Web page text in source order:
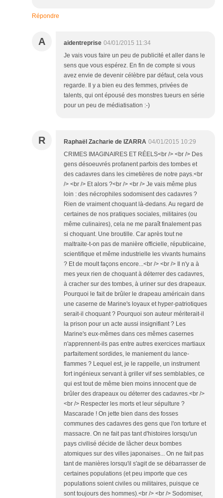
Répondre
A aidentreprise 04/01/2015 11:34
Je vais vous faire un peu de publicité et aller dans le
sens que vous espérez. En fin de compte si vous
avez envie de devenir célèbre par défaut, cela vous
regarde. Il y a bien eu des femmes, privées de
talents, qui ont épousé des monstres tueurs en série
pour un peu de médiatisation :-)
R Raphaël Zacharie de IZARRA 04/01/2015 10:29
CRIMES IMAGINAIRES ET RÉELS<br /> <br /> Des
gens désoeuvrés profanent parfois des tombes et
des cadavres dans les cimetières de notre pays.<br
/> <br /> Et alors ?<br /> <br /> Je vais même plus
loin : des nécrophiles sodomisent des cadavres ?
Rien de vraiment choquant là-dedans. Au regard de
certaines de nos pratiques sociales, militaires (ou
même culinaires), cela ne me paraît finalement pas
si choquant. Une broutille. Car après tout ne
maltraite-t-on pas de manière officielle, républicaine,
scientifique et même industrielle les vivants humains
? Et de moult façons encore...<br /> <br /> Il n'y a à
mes yeux rien de choquant à déterrer des cadavres,
à cracher sur des tombes, à uriner sur des drapeaux.
Pourquoi le fait de brûler le drapeau américain dans
une caserne de Marine's loyaux et hyper-patriotiques
serait-il choquant ? Pourquoi son auteur mériterait-il
la prison pour un acte aussi insignifiant ? Les
Marine's eux-mêmes dans ces mêmes casernes
n'apprennent-ils pas entre autres exercices martiaux
parfaitement sordides, le maniement du lance-
flammes ? Lequel est, je le rappelle, un instrument
fort ingénieux servant à griller vif ses semblables, ce
qui est tout de même bien moins innocent que de
brûler des drapeaux ou déterrer des cadavres.<br />
<br /> Respecter les morts et leur sépulture ?
Mascarade ! On jette bien dans des fosses
communes des cadavres des gens que l'on torture et
massacre. On ne fait pas tant d'histoires lorsqu'un
pays civilisé décide de lâcher deux bombes
atomiques sur des villes japonaises... On ne fait pas
tant de manières lorsqu'il s'agit de se débarrasser de
certaines populations (et peu importe que ces
populations soient civiles ou militaires, puisque ce
sont toujours des hommes).<br /> <br /> Sodomiser,